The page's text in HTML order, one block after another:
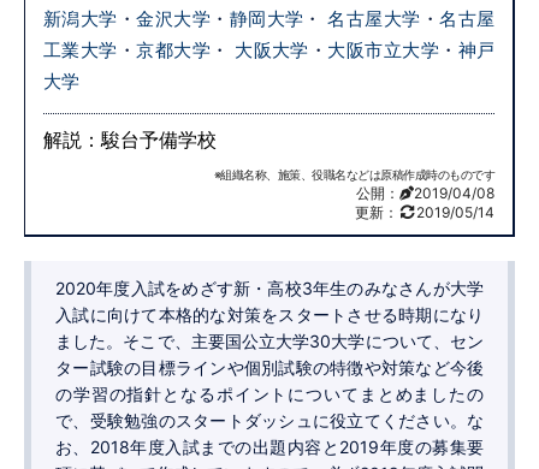
新潟大学 ・金沢大学 ・ 静岡大学 ・ 名古屋大学 ・名古屋
工業大学 ・京都大学 ・ 大阪大学 ・ 大阪市立大学 ・ 神戸
大学
解説：駿台予備学校
※組織名称、施策、役職名などは原稿作成時のものです
公開：
2019/04/08
更新：
2019/05/14
2020年度入試をめざす新・高校3年生のみなさんが大学
入試に向けて本格的な対策をスタートさせる時期になり
ました。そこで、主要国公立大学30大学について、セン
ター試験の目標ラインや個別試験の特徴や対策など今後
の学習の指針となるポイントについてまとめましたの
で、受験勉強のスタートダッシュに役立てください。な
お、2018年度入試までの出題内容と2019年度の募集要